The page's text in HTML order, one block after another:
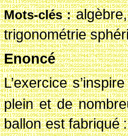
Mots-clés:
trigonométrie
Enoncé
L’exercice
plein et de
ballon est fabriqué